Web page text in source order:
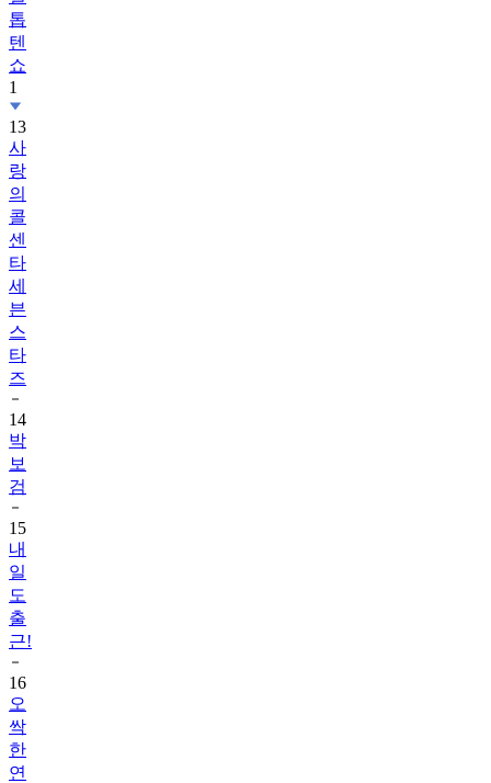
톱
텐
쇼
1
13
사
랑
의
콜
센
타
세
븐
스
타
즈
14
박
보
검
15
내
일
도
출
근!
16
오
싹
한
연